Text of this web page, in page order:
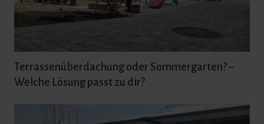
Terrassenüberdachung oder Sommergarten? –
Welche Lösung passt zu dir?